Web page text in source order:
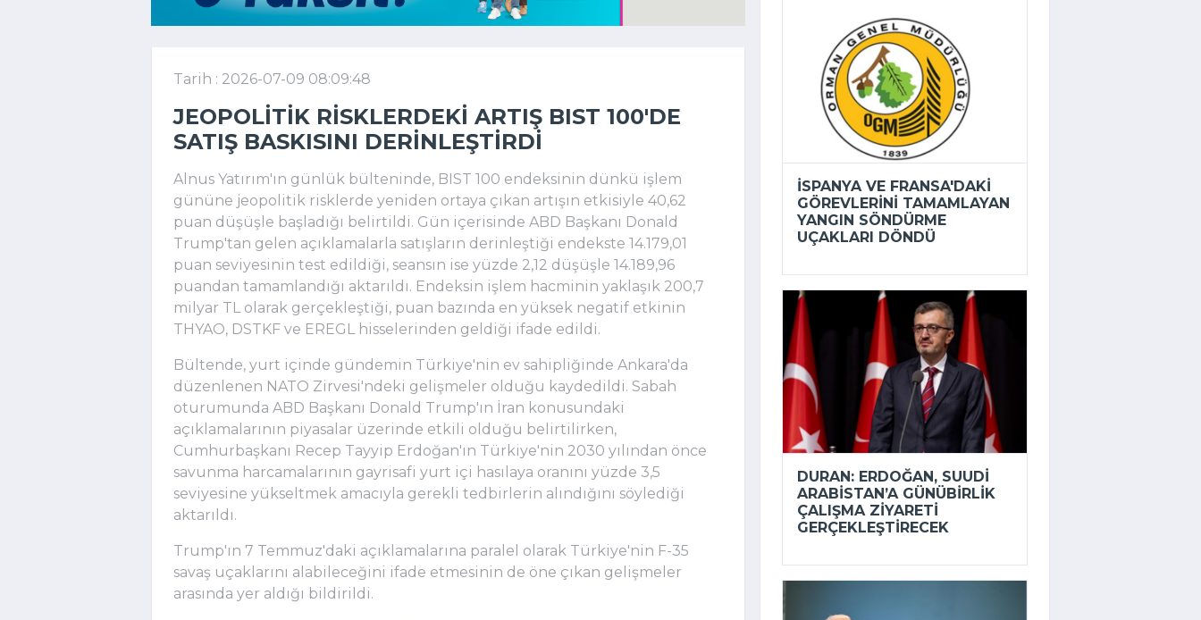
Tarih : 2026-07-09 08:09:48
JEOPOLITIK RISKLERDEKI ARTIŞ BIST 100'DE
SATIŞ BASKISINI DERINLEŞTIRDI
Alnus Yatırım'ın günlük bülteninde, BIST 100 endeksinin dünkü işlem
gününe jeopolitik risklerde yeniden ortaya çıkan artışın etkisiyle 40,62
puan düşüşle başladığı belirtildi. Gün içerisinde ABD Başkanı Donald
Trump'tan gelen açıklamalarla satışların derinleştiği endekste 14.179,01
puan seviyesinin test edildiği, seansın ise yüzde 2,12 düşüşle 14.189,96
puandan tamamlandığı aktarıldı. Endeksin işlem hacminin yaklaşık 200,7
milyar TL olarak gerçekleştiği, puan bazında en yüksek negatif etkinin
THYAO, DSTKF ve EREGL hisselerinden geldiği ifade edildi.
Bültende, yurt içinde gündemin Türkiye'nin ev sahipliğinde Ankara'da
düzenlenen NATO Zirvesi'ndeki gelişmeler olduğu kaydedildi. Sabah
oturumunda ABD Başkanı Donald Trump'ın İran konusundaki
açıklamalarının piyasalar üzerinde etkili olduğu belirtilirken,
Cumhurbaşkanı Recep Tayyip Erdoğan'ın Türkiye'nin 2030 yılından önce
savunma harcamalarının gayrisafi yurt içi hasılaya oranını yüzde 3,5
seviyesine yükseltmek amacıyla gerekli tedbirlerin alındığını söylediği
aktarıldı.
Trump'ın 7 Temmuz'daki açıklamalarına paralel olarak Türkiye'nin F-35
savaş uçaklarını alabileceğini ifade etmesinin de öne çıkan gelişmeler
arasında yer aldığı bildirildi.
İSPANYA VE FRANSA'DAKI
GÖREVLERINI TAMAMLAYAN
YANGIN SÖNDÜRME
UÇAKLARI DÖNDÜ
DURAN: ERDOĞAN, SUUDI
ARABISTAN’A GÜNÜBIRLIK
ÇALIŞMA ZIYARETI
GERÇEKLEŞTIRECEK